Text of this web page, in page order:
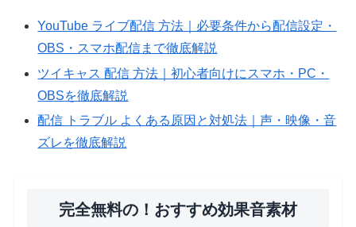
YouTube ライブ配信 方法｜必要条件から配信設定・
OBS・スマホ配信まで徹底解説
ツイキャス 配信 方法｜初心者向けにスマホ・PC・
OBSを徹底解説
配信 トラブル よくある原因と対処法｜声・映像・音
ズレを徹底解説
完全無料の！おすすめ効果音素材